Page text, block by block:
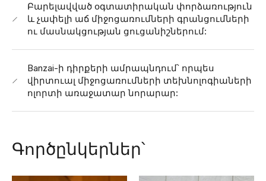
Բարելավված օգտատիրական փորձառություն
և չափելի աճ միջոցառումների գրանցումների
ու մասնակցության ցուցանիշներում:
Banzai-ի դիրքերի ամրապնդում՝ որպես
վիրտուալ միջոցառումների տեխնոլոգիաների
ոլորտի առաջատար նորարար:
Գործընկերներ՝